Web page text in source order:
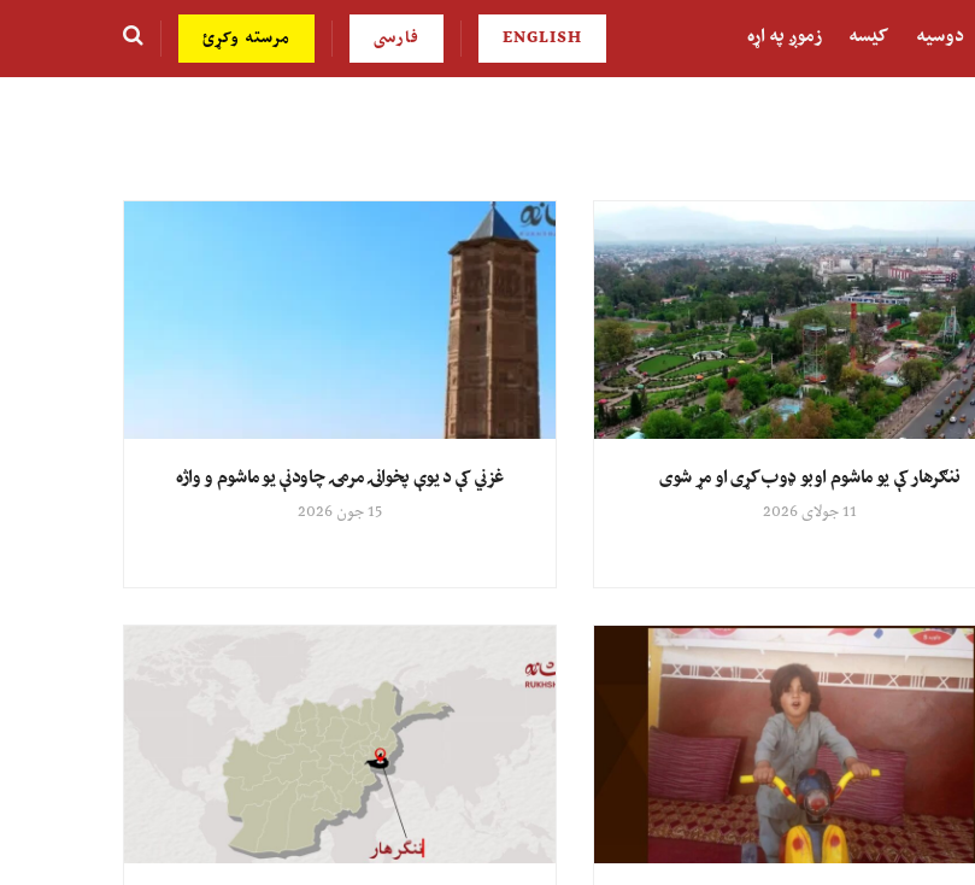
دوسیه کیسه زموږ په اړه ENGLISH فارسی مرسته وکړئ
ننګرهار کې یو ماشوم اوبو ډوب کړی او مړ شوی
11 جولای 2026
غزني کې د یوې پخوانۍ مرمۍ چاودنې یو ماشوم و واژه
15 جون 2026